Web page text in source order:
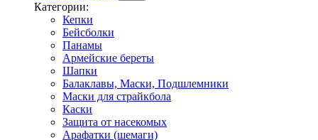
Категории:
Кепки
Бейсболки
Панамы
Армейские береты
Шапки
Балаклавы, Маски, Подшлемники
Маски для страйкбола
Каски
Защита от насекомых
Арафатки (шемаги)